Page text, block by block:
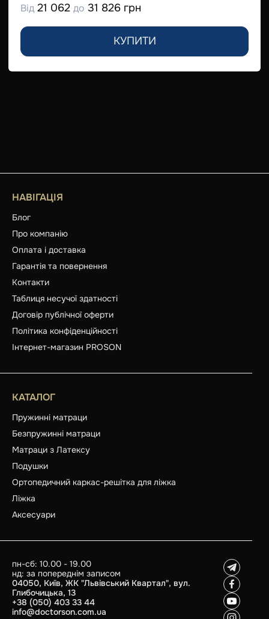
Від 21 062 до 31 826 грн
КУПИТИ
НАВІГАЦІЯ
Блог
Про компанію
Оплата і доставка
Гарантія та повернення
Контакти
Таблиця несучої здатності
Договір публічної оферти
Політика конфіденційності
Інтернет-магазин PROSON
КАТАЛОГ
Пружинні матраци
Безпружинні матраци
Матраци з Латексу
Подушки
Ортопедичний каркас-решітка для ліжка
Ліжка
Аксесуари
пн-сб: 10.00 - 19.00
нд: за попереднім записом
04050, Київ, ЖК "Львівський Квартал", вул.
Глибочицька, 13
+38 (050) 403 33 44
info@doctorson.com.ua